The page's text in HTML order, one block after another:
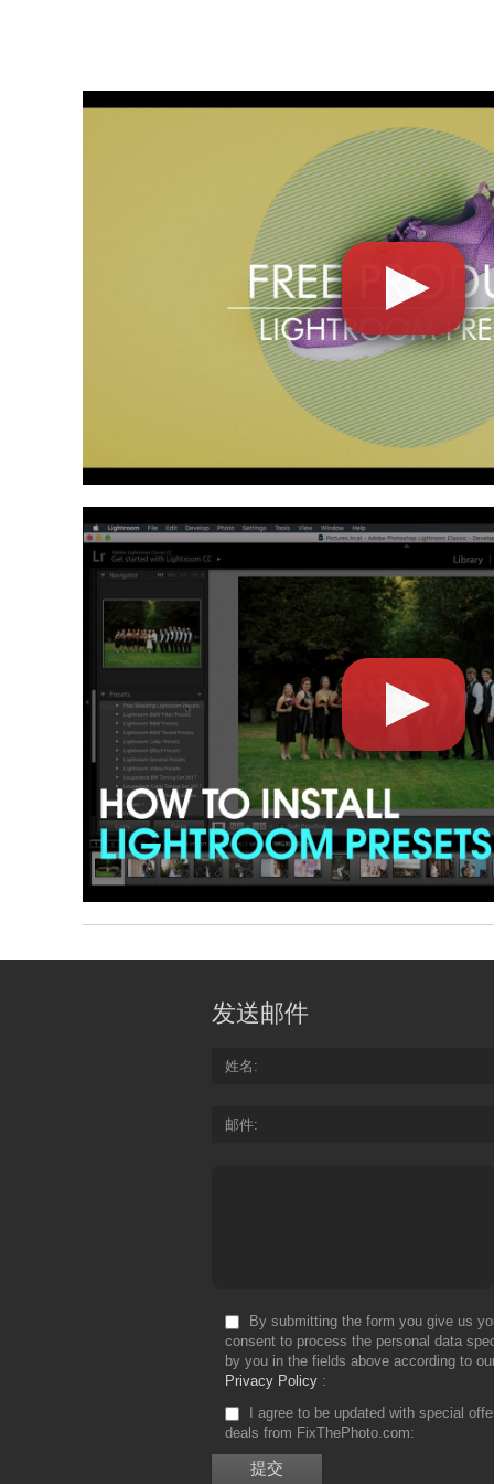
发送邮件
姓名
邮件
By submitting the form you give us
consent to process the personal data
by you in the fields above according to
Privacy Policy
I agree to be updated with special
deals from FixThePhoto.com